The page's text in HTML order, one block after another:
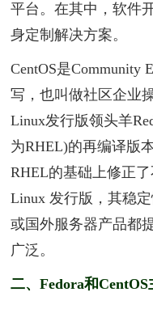
平台。在其中，软件
身定制解决方案。
CentOS是Community
写，也叫做社区企业
Linux发行版领头羊
为RHEL)的再编译版
RHEL的基础上修正
Linux 发行版，其稳
或国外服务器产品都
广泛。
二、Fedora和